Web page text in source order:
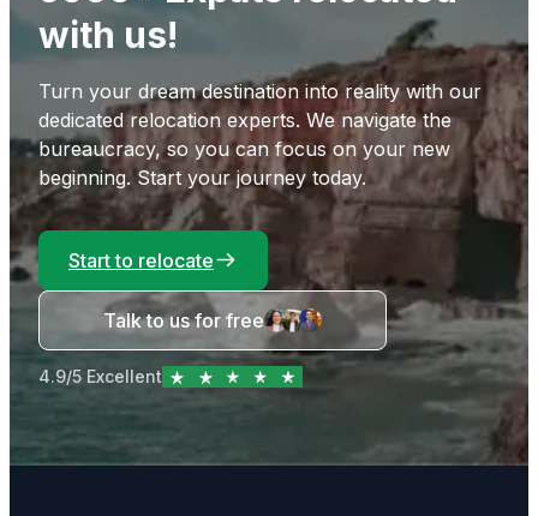
with us!
Turn your dream destination into reality with our
dedicated relocation experts. We navigate the
bureaucracy, so you can focus on your new
beginning. Start your journey today.
Start to relocate
Talk to us for free
4.9/5 Excellent